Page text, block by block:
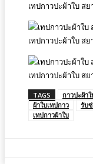
เทปกาวปะผ้าใบ ส
เทปกาวปะผ้าใบ ส
เทปกาวปะผ้าใบ ส
TAGS กาวปะผ้าใ
ผ้าใบเทปกาว
รับ
เทปกาวผ้าใบ